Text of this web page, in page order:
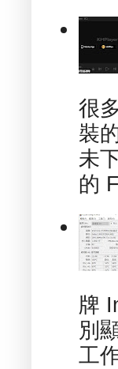
很
裝
未
的
牌
別
工